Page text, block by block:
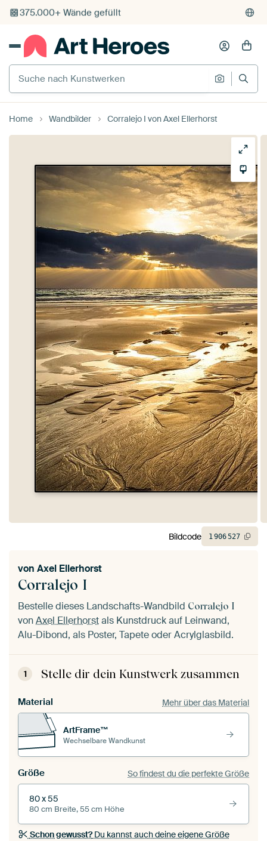
375.000+ Wände gefüllt
Kostenloser Versand
Kauf auf Rechnung
Individueller Druck auf Bestellung
Suche nach Kunstwerken
Suche
Home Wandbilder Corralejo I von Axel Ellerhorst
Corralejo I
von Axel Ellerhorst
Bestelle dieses Landschafts-Wandbild Corralejo I
vonAxel Ellerhorstals Kunstdruck auf Leinwand,
Alu-Dibond, als Poster, Tapete oder Acrylglasbild.
1 Stelle dir dein Kunstwerk zusammen
Material Mehr über das Material
ArtFrame™
Wechselbare Wandkunst
Größe So findest du die perfekte Größe
80 x 55
80 cm Breite, 55 cm Höhe
Schon gewusst?Du kannst auch deine eigene Größe
Bildcode 1906527